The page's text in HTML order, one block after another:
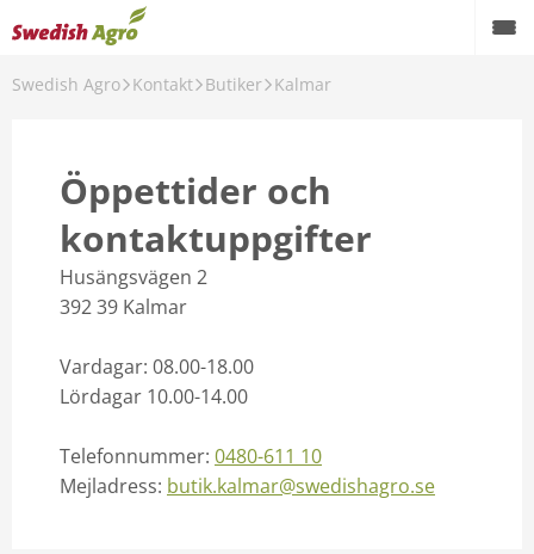
Swedish Agro Kontakt Butiker Kalmar
Öppettider och
kontaktuppgifter
Husängsvägen 2
392 39 Kalmar
Vardagar: 08.00-18.00
Lördagar 10.00-14.00
Telefonnummer: 0480-611 10
Mejladress: butik.kalmar@swedishagro.se
Spannmål
Maskiner
Karriär